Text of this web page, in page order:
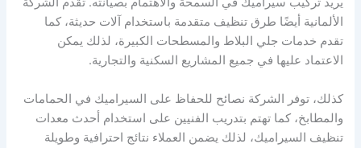
الألمانية أيضًا طرق تنظيف متقدمة باستخدام آلات حديثة، كما
تقدم خدمات جلي البلاط والمسطحات الكبيرة، لذلك يمكن
الاعتماد عليها في جميع المشاريع السكنية والتجارية.
كذلك، توفر الشركة نصائح للحفاظ على السيراميك في الحمامات
والمطابخ، كما تهتم بتدريب الفنيين على استخدام أحدث معدات
تنظيف السيراميك، لذلك يضمن العملاء نتائج احترافية وطويلة